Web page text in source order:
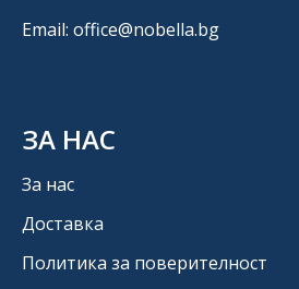
Email: office@nobella.bg
ЗА НАС
За нас
Доставка
Политика за поверителност